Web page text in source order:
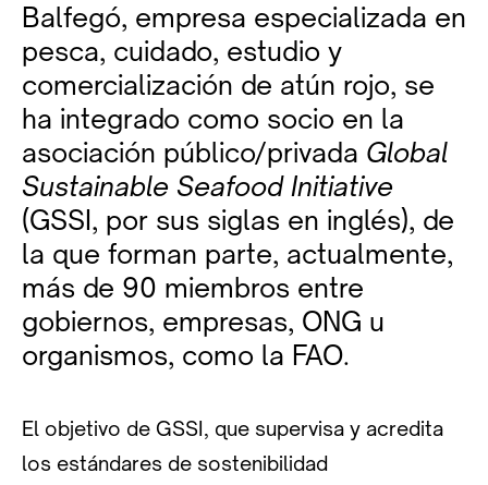
Balfegó, empresa especializada en
pesca, cuidado, estudio y
comercialización de atún rojo, se
ha integrado como socio en la
asociación público/privada Global
Sustainable Seafood Initiative
(GSSI, por sus siglas en inglés), de
la que forman parte, actualmente,
más de 90 miembros entre
gobiernos, empresas, ONG u
organismos, como la FAO.
El objetivo de GSSI, que supervisa y acredita
los estándares de sostenibilidad